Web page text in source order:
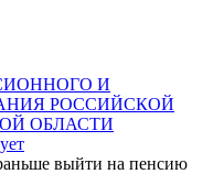
И
РОССИЙСКОЙ
ОБЛАСТИ
выйти на пенсию